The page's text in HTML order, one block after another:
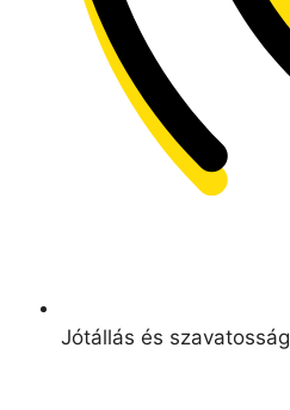
Jótállás és szavatosság